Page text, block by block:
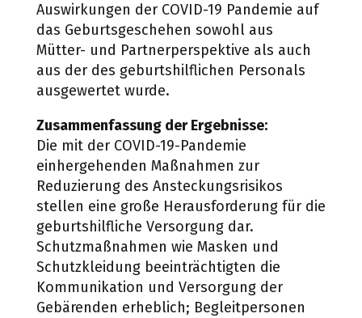
Auswirkungen der COVID-19 Pandemie auf
das Geburtsgeschehen sowohl aus
Mütter- und Partnerperspektive als auch
aus der des geburtshilflichen Personals
ausgewertet wurde.
Zusammenfassung der Ergebnisse:
Die mit der COVID-19-Pandemie
einhergehenden Maßnahmen zur
Reduzierung des Ansteckungsrisikos
stellen eine große Herausforderung für die
geburtshilfliche Versorgung dar.
Schutzmaßnahmen wie Masken und
Schutzkleidung beeinträchtigten die
Kommunikation und Versorgung der
Gebärenden erheblich; Begleitpersonen